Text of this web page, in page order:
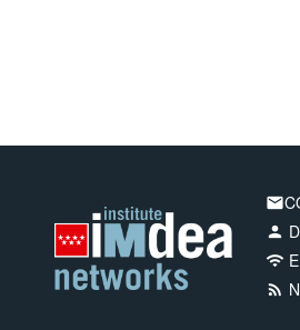
email
person
wifi
rss_feed